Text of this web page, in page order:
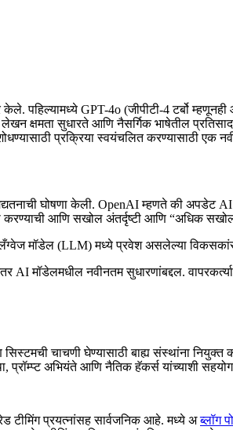
केले. पहिल्यामध्ये GPT-4o (जीपीटी-4 टर्बो
सुधारते आणि नैसर्गिक भाषेतील
प्रक्रिया स्वयंचलित करण्यासाठी एक
घोषणा केली. OpenAI म्हणते की
आणि सखोल अंतर्दृष्टी आणि “अधिक
मॉडेल (LLM) मध्ये प्रवेश असलेल्या
AI मॉडेलमधील नवीनतम सुधारणांबद्दल.
चाचणी घेण्यासाठी बाह्य संस्थांना
प्रॉम्प्ट अभियंते आणि नैतिक हॅकर्स यांच्याशी
टीमिंग प्रयत्नांसह सार्वजनिक आहे. मध्ये अब्लॉग